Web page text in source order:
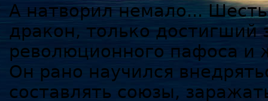
А натворил немало...
дракон, только достигший
революционного пафоса
Он рано научился
составлять союзы,